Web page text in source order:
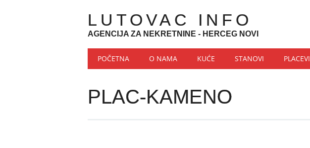
LUTOVAC INFO
AGENCIJA ZA NEKRETNINE - HERCEG NOVI
Main menu
Skip to content
POČETNA O NAMA KUĆE STANOVI PLACEVI
PLAC-KAMENO